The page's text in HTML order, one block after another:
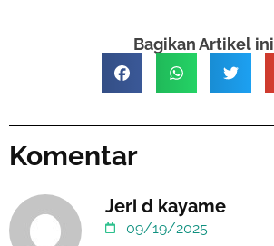
Bagikan Artikel ini
Komentar
Jeri d kayame
09/19/2025